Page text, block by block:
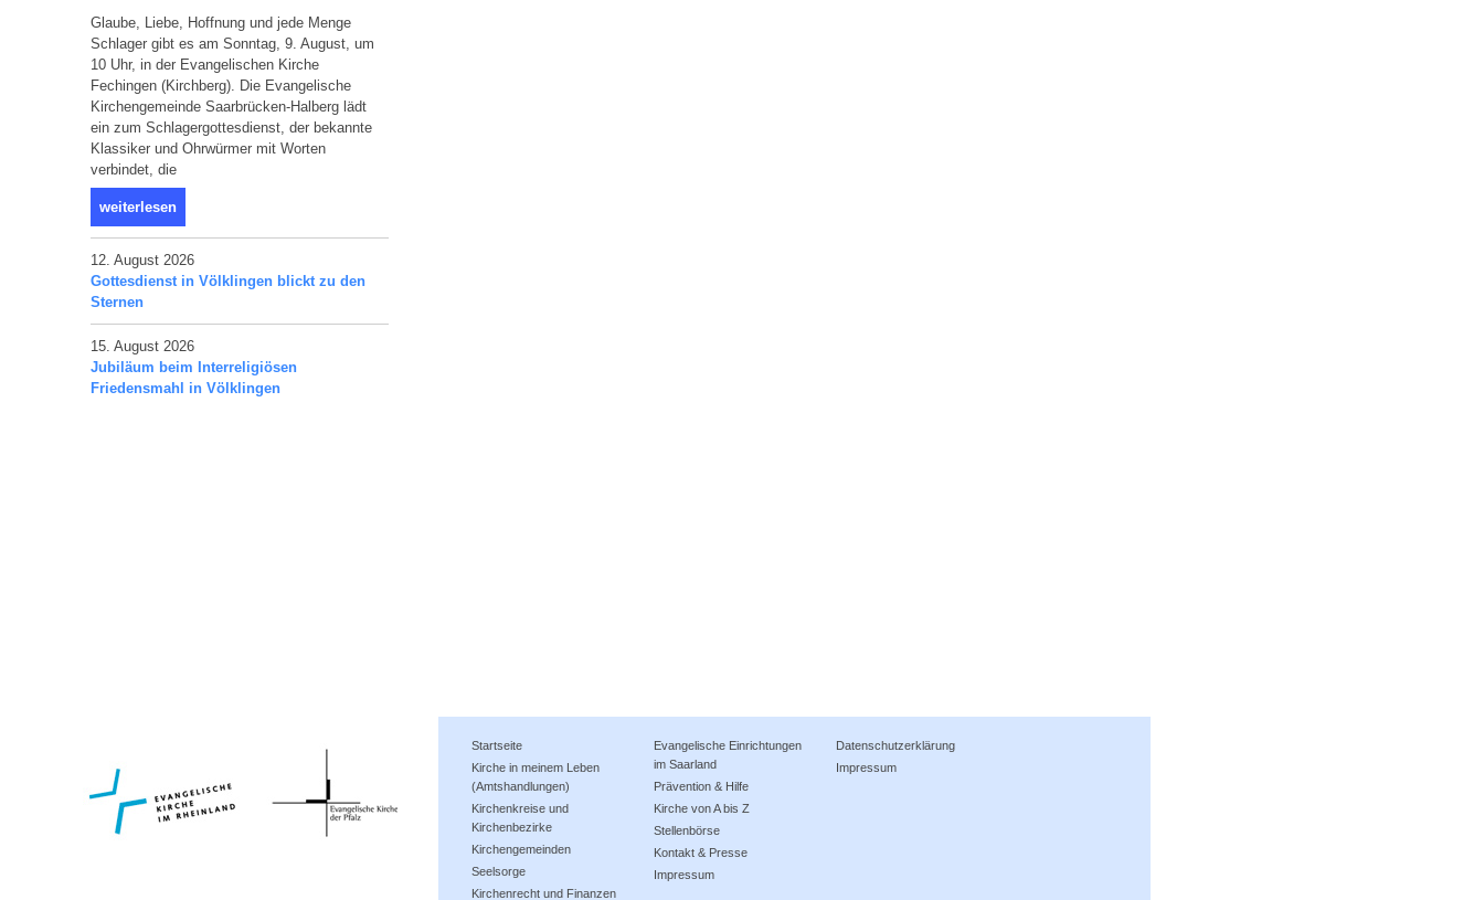
Glaube, Liebe, Hoffnung und jede Menge
Schlager gibt es am Sonntag, 9. August, um
10 Uhr, in der Evangelischen Kirche
Fechingen (Kirchberg). Die Evangelische
Kirchengemeinde Saarbrücken-Halberg lädt
ein zum Schlagergottesdienst, der bekannte
Klassiker und Ohrwürmer mit Worten
verbindet, die
weiterlesen
12. August 2026
Gottesdienst in Völklingen blickt zu den
Sternen
15. August 2026
Jubiläum beim Interreligiösen
Friedensmahl in Völklingen
Startseite
Kirche in meinem Leben
(Amtshandlungen)
Kirchenkreise und
Kirchenbezirke
Kirchengemeinden
Seelsorge
Kirchenrecht und Finanzen
Evangelische Einrichtungen
im Saarland
Prävention & Hilfe
Kirche von A bis Z
Stellenbörse
Kontakt & Presse
Impressum
Datenschutzerklärung
Impressum